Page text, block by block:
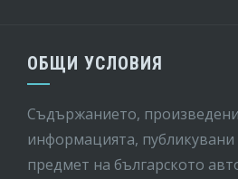
ОБЩИ УСЛОВИЯ
Съдържанието,
информацията, публикувани
предмет на бългaрското